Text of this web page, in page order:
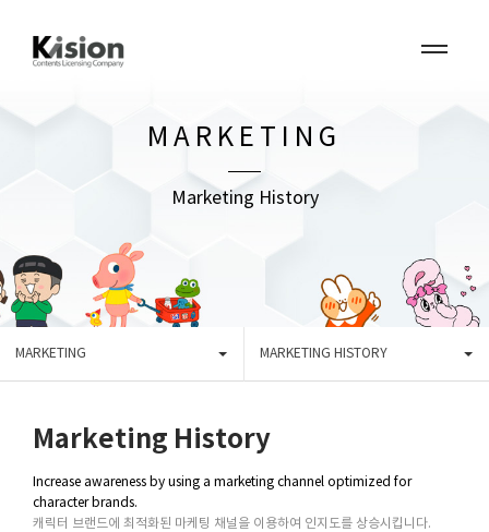
MARKETING
Marketing History
MARKETING MARKETING HISTORY
Marketing History
Increase awareness by using a marketing channel optimized for
character brands.
캐릭터 브랜드에 최적화된 마케팅 채널을 이용하여 인지도를 상승시킵니다.